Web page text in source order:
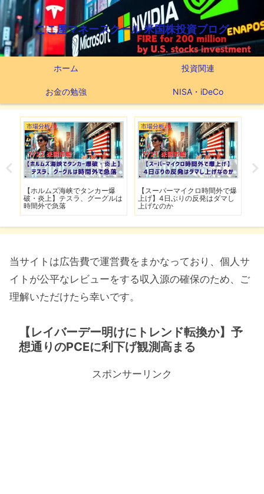
ここ屋マネースクール 米国株投資ブログ
ホーム 投資関連
お金の勉強 NISA・iDeCo
つみたてNISA
【新NISAの投資先はこれだ】
つみたてNISA63ヶ月間の運用
実績
市場分析
【米軍が7夜連続でイラン攻
撃】イランは全面的攻勢作戦に
移行
当サイトは広告費で運営費をまかなっており、個人サ
イトが公平なレビューをする収入源の確保のため、ご
理解いただけたら幸いです。
【レイバーデー明けにトレンド転換か】予
想通りのPCEに利下げ観測高まる
スポンサーリンク